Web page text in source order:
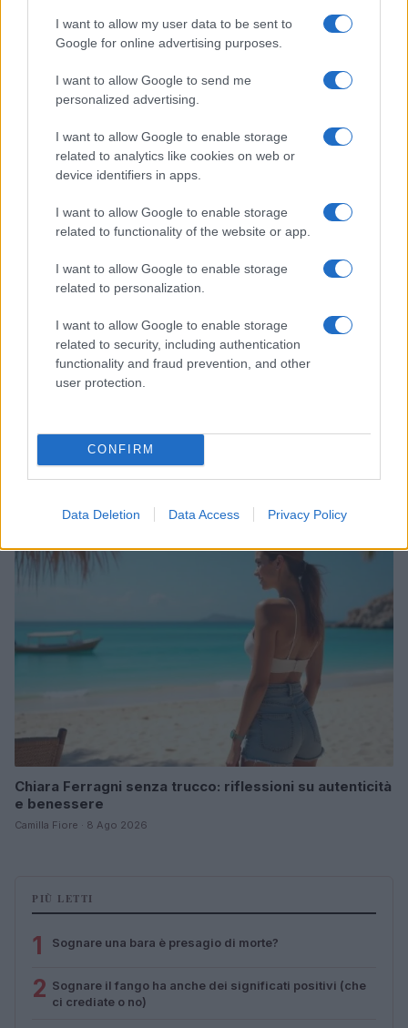
I want to allow my user data to be sent to
Google for online advertising purposes.
I want to allow Google to send me
personalized advertising.
I want to allow Google to enable storage
related to analytics like cookies on web or
device identifiers in apps.
I want to allow Google to enable storage
related to functionality of the website or app.
I want to allow Google to enable storage
related to personalization.
I want to allow Google to enable storage
related to security, including authentication
functionality and fraud prevention, and other
user protection.
CONFIRM
Data Deletion Data Access Privacy Policy
spiagge paradisiache
Matteo Pellegrino · 8 Ago 2026
Ricette di mare estive: primi piatti veloci e ricchi di
sapore
Chiara Ferragni senza trucco: riflessioni su autenticità
e benessere
Camilla Fiore · 8 Ago 2026
PIÙ LETTI
1 Sognare una bara è presagio di morte?
2 Sognare il fango ha anche dei significati positivi (che
ci crediate o no)